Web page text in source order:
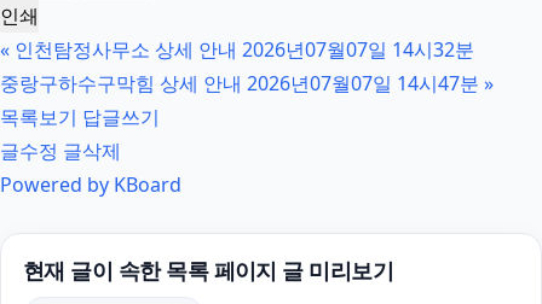
구로하수구막힘
부천이혼전문변호사
아파트대출
인쇄
« 인천탐정사무소 상세 안내 2026년07월07일 14시32분
중랑구하수구막힘 상세 안내 2026년07월07일 14시47분 »
목록보기 답글쓰기
글수정 글삭제
Powered by KBoard
현재 글이 속한 목록 페이지 글 미리보기